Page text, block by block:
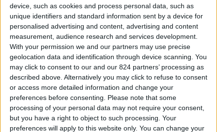
device, such as cookies and process personal data, such as
unique identifiers and standard information sent by a device for
personalised advertising and content, advertising and content
measurement, audience research and services development.
With your permission we and our partners may use precise
geolocation data and identification through device scanning. You
may click to consent to our and our 824 partners’ processing as
described above. Alternatively you may click to refuse to consent
or access more detailed information and change your
preferences before consenting.
Please note that some
processing of your personal data may not require your consent,
but you have a right to object to such processing. Your
preferences will apply to this website only. You can change your
Viaggia a Minorca con
gli sconti MTH del
Menorca Travel Helper!